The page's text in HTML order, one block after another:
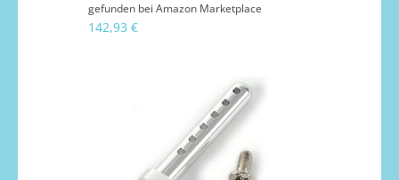
gefunden bei Amazon Marketplace
142,93 €